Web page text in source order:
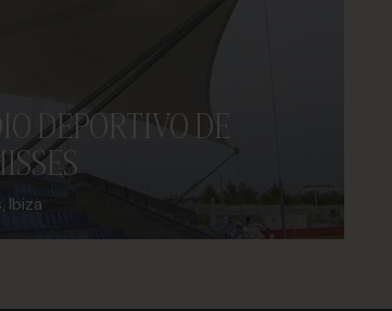
DEPORTIVO DE
Ibiza